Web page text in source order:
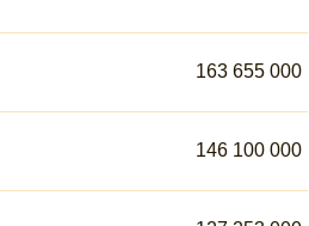
163 655 000
146 100 000